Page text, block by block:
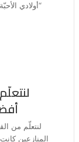
“أولادي
لنتعلّم من
المنازعين